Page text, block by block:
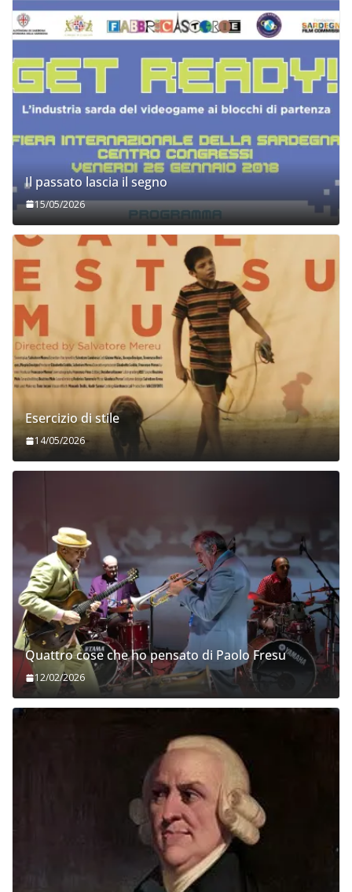
Il passato lascia il segno
15/05/2026
Esercizio di stile
14/05/2026
Quattro cose che ho pensato di Paolo Fresu
12/02/2026